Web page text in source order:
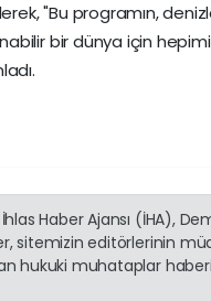
"Bu programın,
bir dünya için
Haber Ajansı (İHA),
sitemizin editörlerinin
hukuki muhataplar